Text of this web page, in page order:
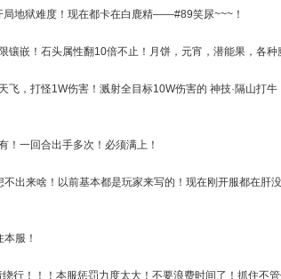
局地狱难度！现在都卡在白鹿精——#89笑尿~~~！
镶嵌！石头属性翻10倍不止！月饼，元宵，潜能果，各种
飞，打怪1W伤害！溅射全目标10W伤害的 神技·隔山打
！一回合出手多次！必须满上！
出来啥！以前基本都是玩家来写的！现在刚开服都在肝
服！
行！！！本服惩罚力度太大！不要浪费时间了！抓住不